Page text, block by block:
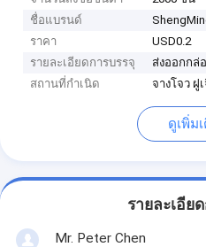
ชื่อแบรนด์
ราคา
USD0.2
รายละเอียดการบรรจุ
ส่งออกกล่
สถานที่กำเนิด
จางโจว ฝู
ดูเพิ่ม
รายละเอีย
Mr. Peter Chen